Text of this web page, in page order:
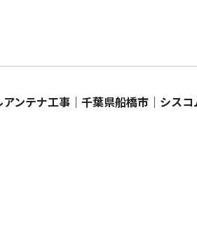
ンテナ工事｜千葉県船橋市｜シスコ